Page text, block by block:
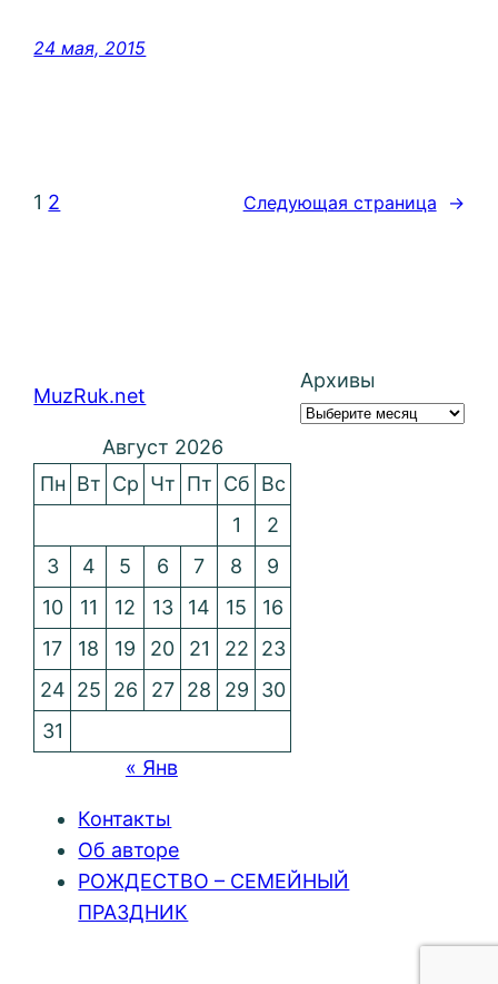
24 мая, 2015
1 2 Следующая страница →
MuzRuk.net
Архивы
Август 2026
Пн Вт Ср Чт Пт Сб Вс
1
2
3
4 5 6 7 8
9
10
11 12 13 14 15
16
17
18 19 20 21 22
23
24 25 26 27 28 29
30
31
« Янв
Контакты
Об авторе
РОЖДЕСТВО – СЕМЕЙНЫЙ
ПРАЗДНИК